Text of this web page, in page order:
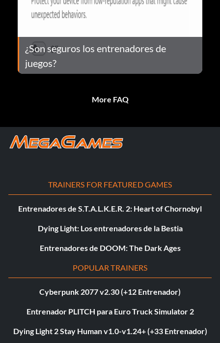
¿Son seguros los entrenadores de
juegos?
More FAQ
TRAINERS FOR FEATURED GAMES
Entrenadores de S.T.A.L.K.E.R. 2: Heart of Chornobyl
Dying Light: Los entrenadores de la Bestia
Entrenadores de DOOM: The Dark Ages
POPULAR TRAINERS
Cyberpunk 2077 v2.30 (+12 Entrenador)
Entrenador PLITCH para Euro Truck Simulator 2
Dying Light 2 Stay Human v1.0-v1.24+ (+33 Entrenador)